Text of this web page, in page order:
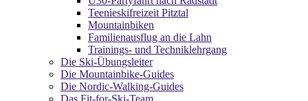
Teenieskifreizeit Pitztal
Mountainbiken
Familienausflug an die Lahn
Trainings- und Techniklehrgang
Die Ski-Übungsleiter
Die Mountainbike-Guides
Die Nordic-Walking-Guides
Das Fit-for-Ski-Team